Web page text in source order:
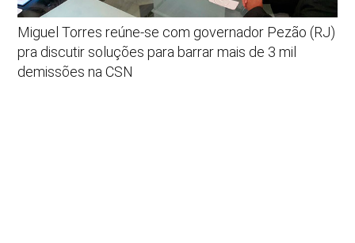
Miguel Torres reúne-se com governador Pezão (RJ)
pra discutir soluções para barrar mais de 3 mil
demissões na CSN